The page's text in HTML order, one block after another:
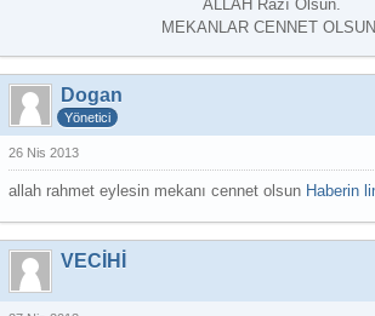
ALLAH Razı Olsun.
MEKANLAR CENNET
Dogan
Yönetici
26 Nis 2013
allah rahmet eylesin mekanı cennet olsun Haberin
VECİHİ